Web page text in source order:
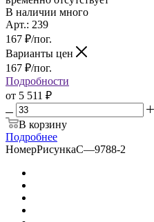
В наличии много
Арт.: 239
167 ₽/пог.
Варианты цен
167 ₽/пог.
Подробности
от 5 511 ₽
В корзину
Подробнее
НомерРисункаС—9788-2